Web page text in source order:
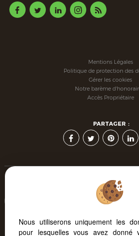
Mentions Légales
Politique de protection des
Gérer les cookies
Notre barème
Accès Propriétaire
PARTAGER :
Afin de vous offrir un confort de
votre PC, votre tablette ou votre
Nous utiliserons uniquement les
pour lesquelles vous avez donné